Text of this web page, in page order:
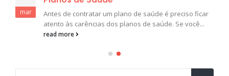
mar
Antes de contratar um plano de saúde é preciso ficar
atento às carências dos planos de saúde. Se você...
read more